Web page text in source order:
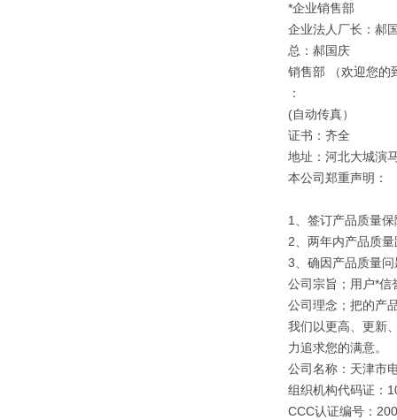
*企业销售部
企业法人厂长：郝
总：郝国庆
销售部 （欢迎您的
：
(自动传真）
证书：齐全
地址：河北大城演
本公司郑重声明：
1、签订产品质量
2、两年内产品质
3、确因产品质量
公司宗旨；用户*信
公司理念；把的产
我们以更高、更新
力追求您的满意。
公司名称：天津市
组织机构代码证：
CCC认证编号：